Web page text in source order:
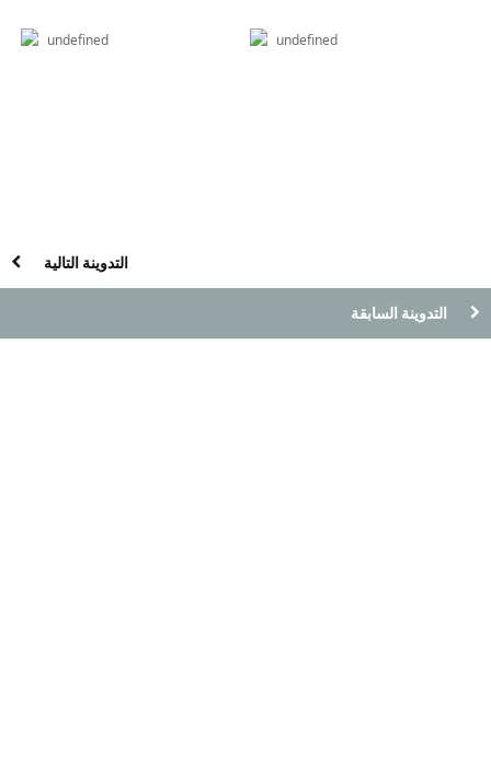
undefined undefined
التدوينة التالية
التدوينة السابقة